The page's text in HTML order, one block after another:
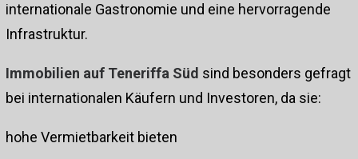
internationale Gastronomie und eine hervorragende
Infrastruktur.
Immobilien auf Teneriffa Süd sind besonders gefragt
bei internationalen Käufern und Investoren, da sie:
hohe Vermietbarkeit bieten